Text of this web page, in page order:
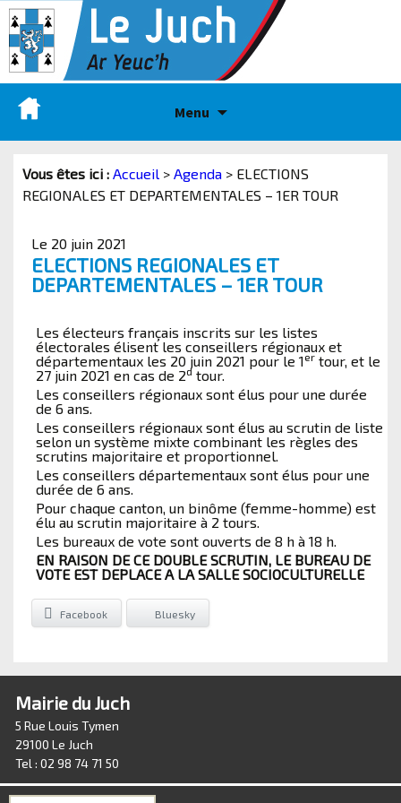
Menu
Vous êtes ici : Accueil > Agenda > ELECTIONS
REGIONALES ET DEPARTEMENTALES – 1ER TOUR
Le 20 juin 2021
ELECTIONS REGIONALES ET
DEPARTEMENTALES – 1ER TOUR
Les électeurs français inscrits sur les listes
électorales élisent les conseillers régionaux et
départementaux les 20 juin 2021 pour le 1er tour, et le
27 juin 2021 en cas de 2d tour.
Les conseillers régionaux sont élus pour une durée
de 6 ans.
Les conseillers régionaux sont élus au scrutin de liste
selon un système mixte combinant les règles des
scrutins majoritaire et proportionnel.
Les conseillers départementaux sont élus pour une
durée de 6 ans.
Pour chaque canton, un binôme (femme-homme) est
élu au scrutin majoritaire à 2 tours.
Les bureaux de vote sont ouverts de 8 h à 18 h.
EN RAISON DE CE DOUBLE SCRUTIN, LE BUREAU DE
VOTE EST DEPLACE A LA SALLE SOCIOCULTURELLE
Facebook Bluesky
Mairie du Juch
5 Rue Louis Tymen
29100 Le Juch
Tel : 02 98 74 71 50